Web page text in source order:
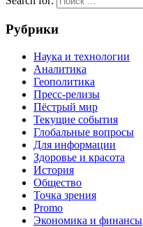
Рубрики
Наука и технологии
Аналитика
Геополитика
Пресс-релизы
Пёстрый мир
Текущие события
Глобальные вопросы
Для информации
Здоровье и красота
История
Общество
Точка зрения
Promo
Экономика и финансы